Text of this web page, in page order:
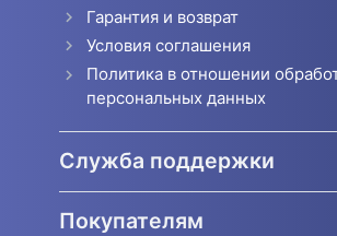
Гарантия и возврат
Условия соглашения
Политика в отношении
персональных данных
Служба поддержки
Покупателям